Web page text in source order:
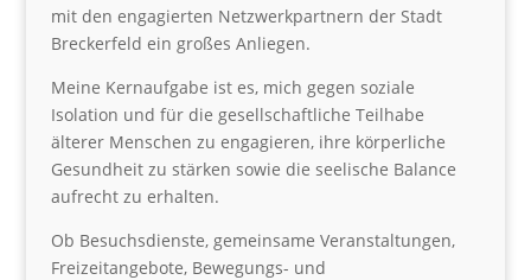
mit den engagierten Netzwerkpartnern der Stadt
Breckerfeld ein großes Anliegen.
Meine Kernaufgabe ist es, mich gegen soziale
Isolation und für die gesellschaftliche Teilhabe
älterer Menschen zu engagieren, ihre körperliche
Gesundheit zu stärken sowie die seelische Balance
aufrecht zu erhalten.
Ob Besuchsdienste, gemeinsame Veranstaltungen,
Freizeitangebote, Bewegungs- und